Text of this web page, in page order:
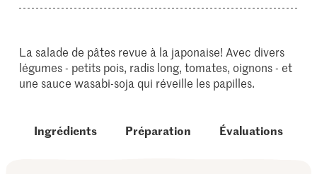
La salade de pâtes revue à la japonaise! Avec divers
légumes - petits pois, radis long, tomates, oignons - et
une sauce wasabi-soja qui réveille les papilles.
Ingrédients Préparation Évaluations